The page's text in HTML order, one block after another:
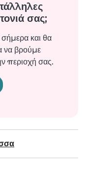
σας;
και θα
να βρούμε
περιοχή σας.